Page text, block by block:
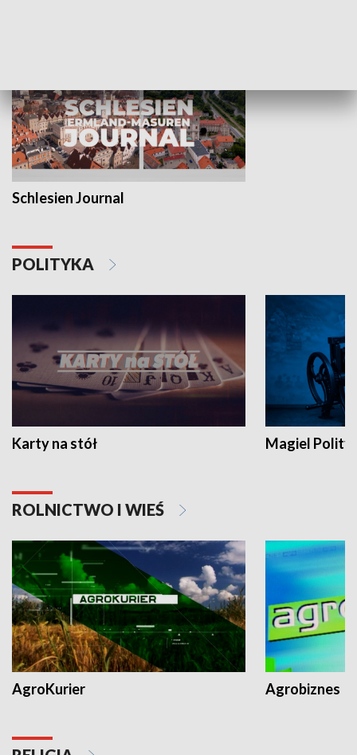
Schlesien Journal
POLITYKA
Karty na stół Magiel
ROLNICTWO I WIEŚ
AgroKurier Agrobiznes